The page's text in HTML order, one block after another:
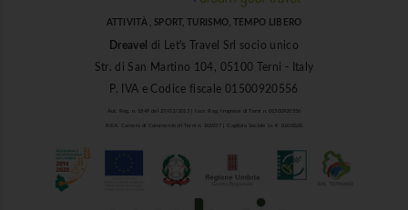
ATTIVITÀ , SPORT, TURISMO, TEMPO LIBERO
Dreavel
di Let's Travel Srl socio unico
Str. di San Martino 104, 05100 Terni - Italy
P. IVA e Codice fiscale 01500920556
Aut. Reg. n. 1849 del 27/03/2013 | Iscr. Reg. Imprese di Terni n. 01500920556
R.E.A. Camera di Commercio di Terni n. 101937 | Capitale Sociale i.v. € 10.000,00